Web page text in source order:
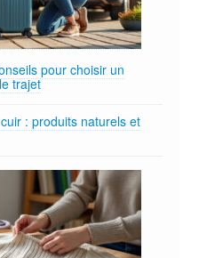
pour choisir un
trajet
: produits naturels et